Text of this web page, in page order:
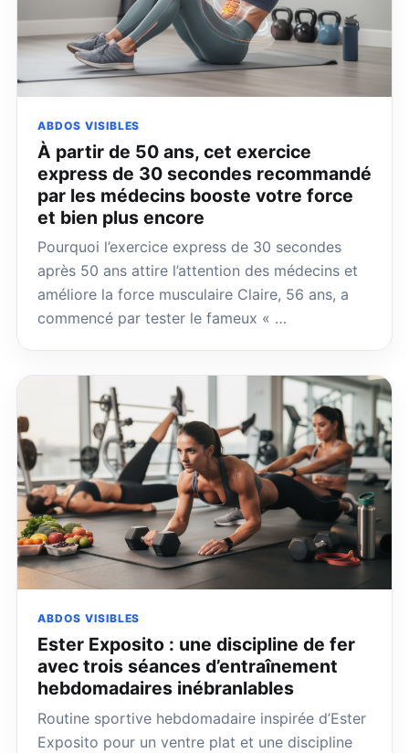
ABDOS VISIBLES
À partir de 50 ans, cet exercice
express de 30 secondes recommandé
par les médecins booste votre force
et bien plus encore
Pourquoi l’exercice express de 30 secondes
après 50 ans attire l’attention des médecins et
améliore la force musculaire Claire, 56 ans, a
commencé par tester le fameux « …
ABDOS VISIBLES
Ester Exposito : une discipline de fer
avec trois séances d’entraînement
hebdomadaires inébranlables
Routine sportive hebdomadaire inspirée d’Ester
Exposito pour un ventre plat et une discipline